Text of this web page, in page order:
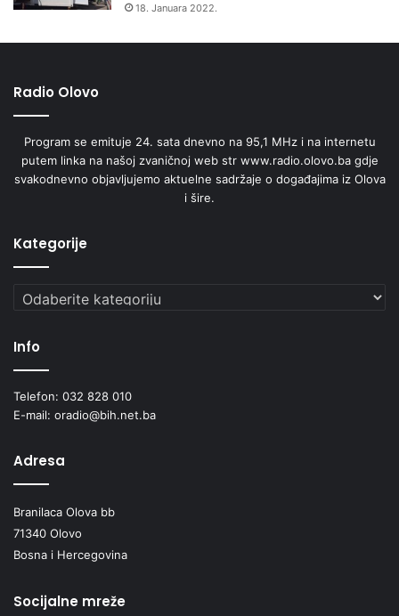
18. Januara 2022.
Radio Olovo
Program se emituje 24. sata dnevno na 95,1 MHz i na internetu
putem linka na našoj zvaničnoj web str www.radio.olovo.ba gdje
svakodnevno objavljujemo aktuelne sadržaje o događajima iz Olova
i šire.
Kategorije
Kategorije
Info
Telefon: 032 828 010
E-mail: oradio@bih.net.ba
Adresa
Branilaca Olova bb
71340 Olovo
Bosna i Hercegovina
Socijalne mreže